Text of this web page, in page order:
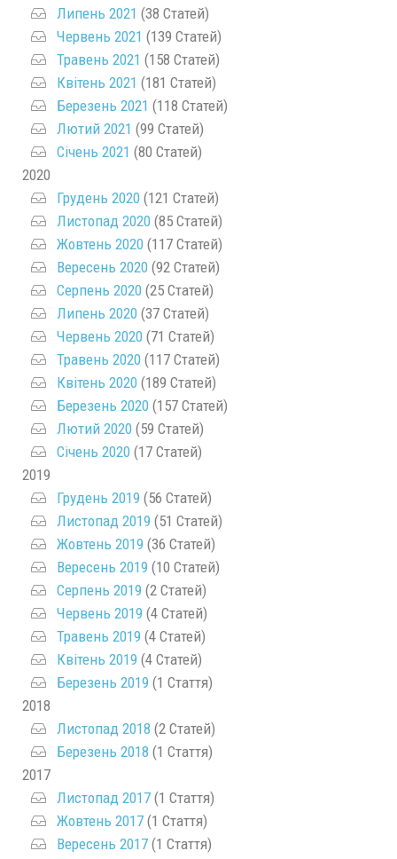
Липень 2021 (38 Статей)
Червень 2021 (139 Статей)
Травень 2021 (158 Статей)
Квітень 2021 (181 Статей)
Березень 2021 (118 Статей)
Лютий 2021 (99 Статей)
Січень 2021 (80 Статей)
2020
Грудень 2020 (121 Статей)
Листопад 2020 (85 Статей)
Жовтень 2020 (117 Статей)
Вересень 2020 (92 Статей)
Серпень 2020 (25 Статей)
Липень 2020 (37 Статей)
Червень 2020 (71 Статей)
Травень 2020 (117 Статей)
Квітень 2020 (189 Статей)
Березень 2020 (157 Статей)
Лютий 2020 (59 Статей)
Січень 2020 (17 Статей)
2019
Грудень 2019 (56 Статей)
Листопад 2019 (51 Статей)
Жовтень 2019 (36 Статей)
Вересень 2019 (10 Статей)
Серпень 2019 (2 Статей)
Червень 2019 (4 Статей)
Травень 2019 (4 Статей)
Квітень 2019 (4 Статей)
Березень 2019 (1 Стаття)
2018
Листопад 2018 (2 Статей)
Березень 2018 (1 Стаття)
2017
Листопад 2017 (1 Стаття)
Жовтень 2017 (1 Стаття)
Вересень 2017 (1 Стаття)